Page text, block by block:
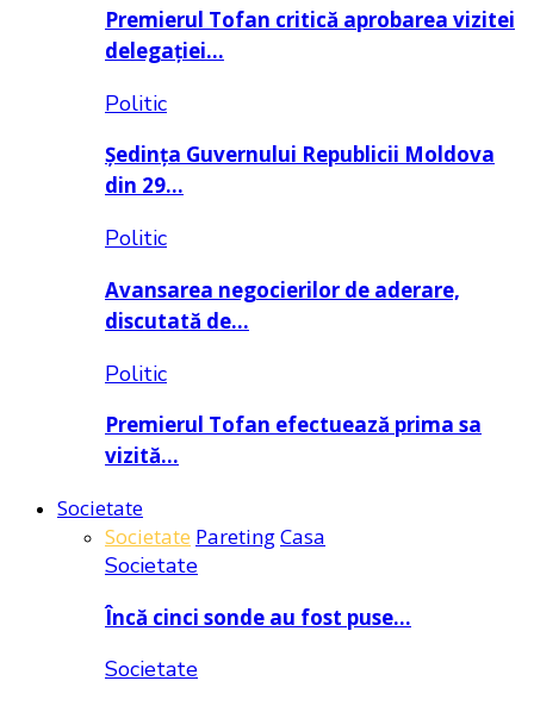
Premierul Tofan critică aprobarea vizitei
delegației…
Politic
Ședința Guvernului Republicii Moldova
din 29…
Politic
Avansarea negocierilor de aderare,
discutată de…
Politic
Premierul Tofan efectuează prima sa
vizită…
Societate
Societate ParetingCasa
Societate
Încă cinci sonde au fost puse…
Societate